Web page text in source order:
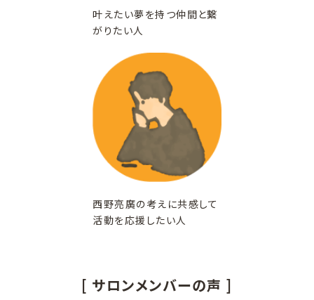
叶えたい夢を持つ仲間と繋
がりたい人
西野亮廣の考えに共感して
活動を応援したい人
[ サロンメンバーの声 ]